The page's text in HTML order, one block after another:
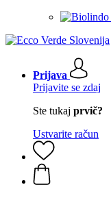
Prijava
Prijavite se zdaj
Ste tukaj prvič?
Ustvarite račun